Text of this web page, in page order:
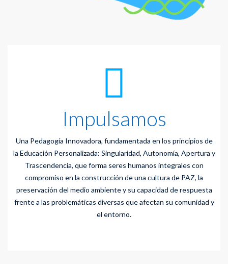
Impulsamos
Una Pedagogía Innovadora, fundamentada en los principios de
la Educación Personalizada: Singularidad, Autonomía, Apertura y
Trascendencia, que forma seres humanos integrales con
compromiso en la construcción de una cultura de PAZ, la
preservación del medio ambiente y su capacidad de respuesta
frente a las problemáticas diversas que afectan su comunidad y
el entorno.